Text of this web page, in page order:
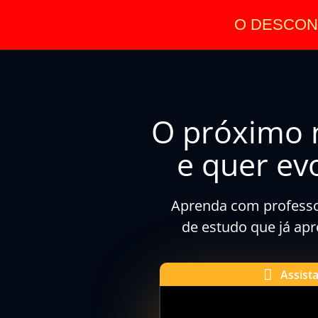
O
O próximo
e quer
Aprenda com
de estudo que já